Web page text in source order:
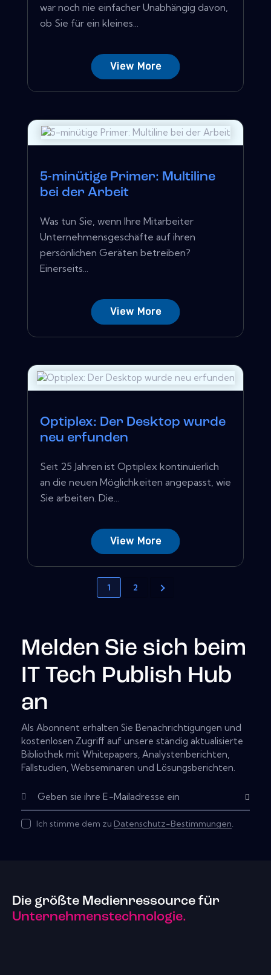
war noch nie einfacher Unabhängig davon,
ob Sie für ein kleines...
View More
5-minütige Primer: Multiline
bei der Arbeit
Was tun Sie, wenn Ihre Mitarbeiter
Unternehmensgeschäfte auf ihren
persönlichen Geräten betreiben?
Einerseits...
View More
Optiplex: Der Desktop wurde
neu erfunden
Seit 25 Jahren ist Optiplex kontinuierlich
an die neuen Möglichkeiten angepasst, wie
Sie arbeiten. Die...
View More
1 2
Melden Sie sich beim
IT Tech Publish Hub
an
Als Abonnent erhalten Sie Benachrichtigungen und
kostenlosen Zugriff auf unsere ständig aktualisierte
Bibliothek mit Whitepapers, Analystenberichten,
Fallstudien, Webseminaren und Lösungsberichten.
Subscribe
Ich stimme dem zu Datenschutz-Bestimmungen.
Die größte Medienressource für
Unternehmenstechnologie.